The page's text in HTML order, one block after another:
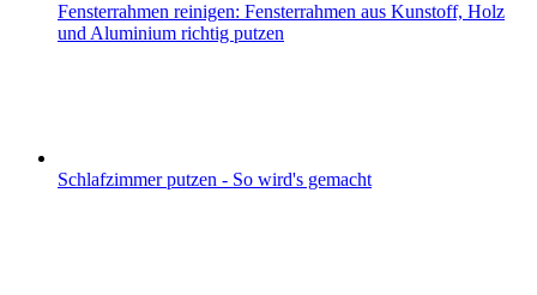
Fensterrahmen reinigen: Fensterrahmen aus Kunstoff, Holz
und Aluminium richtig putzen
Schlafzimmer putzen - So wird's gemacht